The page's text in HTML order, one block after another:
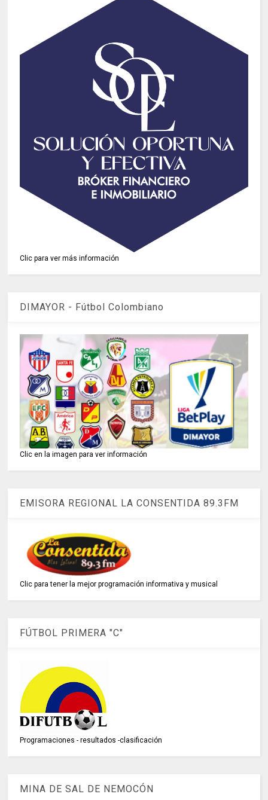
Clic para ver más información
DIMAYOR - Fútbol Colombiano
Clic en la imagen para ver información
EMISORA REGIONAL LA CONSENTIDA 89.3FM
Clic para tener la mejor programación informativa y musical
FÚTBOL PRIMERA "C"
Programaciones - resultados -clasificación
MINA DE SAL DE NEMOCÓN